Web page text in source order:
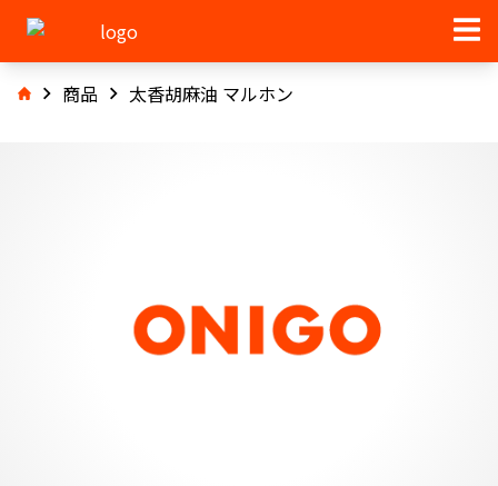
商品 太香胡麻油 マルホン